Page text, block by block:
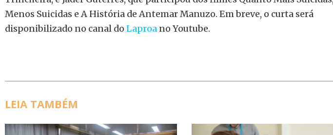
Menos Suicidas e A História de Antemar Manuzo. Em breve, o curta será
disponibilizado no canal do Laproa no Youtube.
LEIA TAMBÉM